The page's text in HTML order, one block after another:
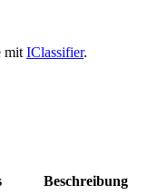
mit IClassifier.
Beschreibung